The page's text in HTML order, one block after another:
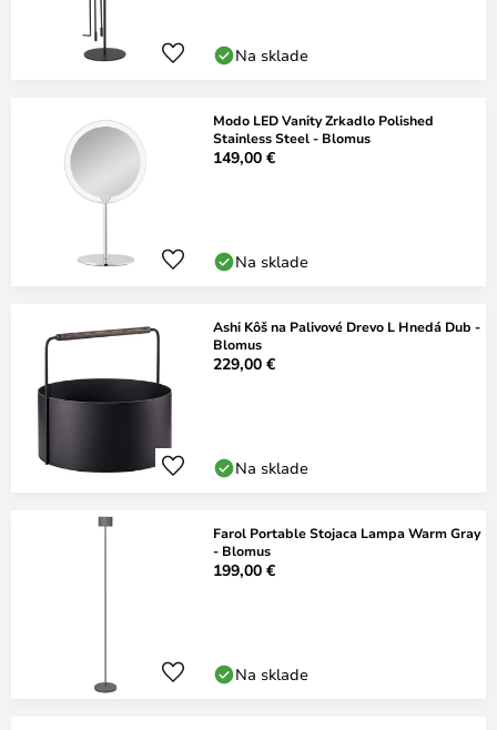
Na sklade
Modo LED Vanity Zrkadlo Polished
Stainless Steel - Blomus
149,00 €
Na sklade
Ashi Kôš na Palivové Drevo L Hnedá Dub -
Blomus
229,00 €
Na sklade
Farol Portable Stojaca Lampa Warm Gray
- Blomus
199,00 €
Na sklade